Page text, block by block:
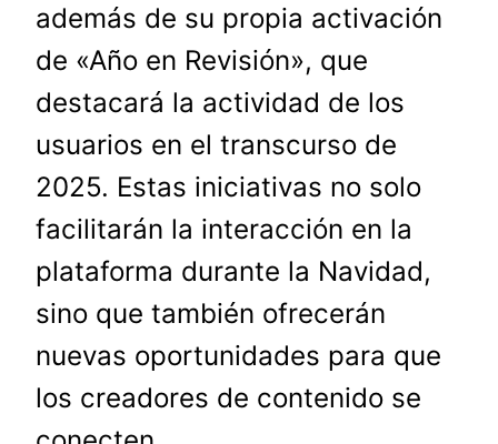
además de su propia activación
de «Año en Revisión», que
destacará la actividad de los
usuarios en el transcurso de
2025. Estas iniciativas no solo
facilitarán la interacción en la
plataforma durante la Navidad,
sino que también ofrecerán
nuevas oportunidades para que
los creadores de contenido se